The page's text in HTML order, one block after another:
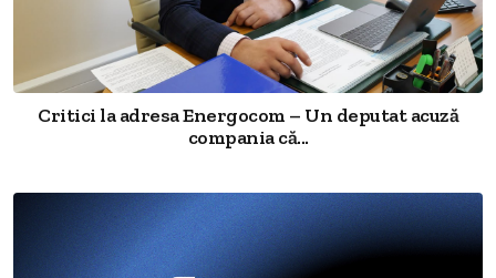
Critici la adresa Energocom – Un deputat acuză
compania că...